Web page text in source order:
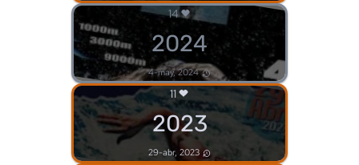
14
2024
4-may, 2024
11
2023
29-abr, 2023